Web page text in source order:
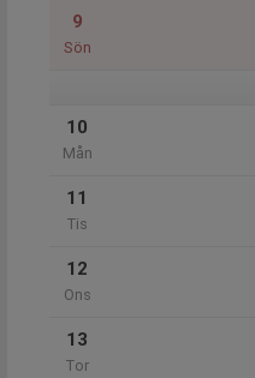
9
Sön
10
Mån
11
Tis
12
Ons
13
Tor